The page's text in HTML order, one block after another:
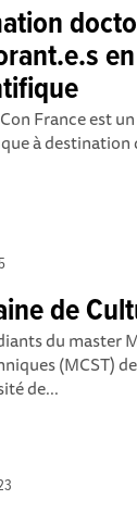
France est
à destination
de
du master
(MCST)
de...